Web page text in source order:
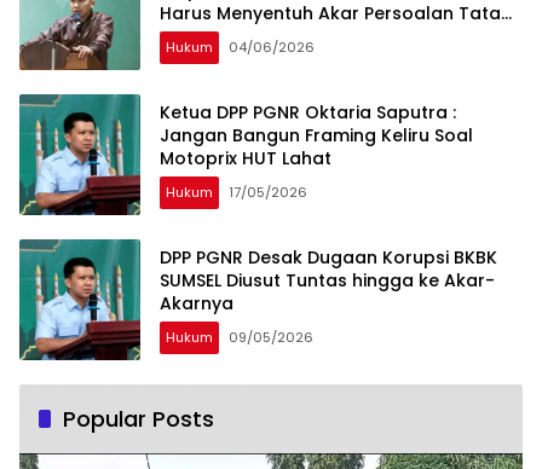
Harus Menyentuh Akar Persoalan Tata
Kelola
Hukum 04/06/2026
Ketua DPP PGNR Oktaria Saputra :
Jangan Bangun Framing Keliru Soal
Motoprix HUT Lahat
Hukum 17/05/2026
DPP PGNR Desak Dugaan Korupsi BKBK
SUMSEL Diusut Tuntas hingga ke Akar-
Akarnya
Hukum 09/05/2026
Popular Posts